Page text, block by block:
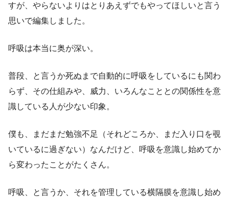
すが、やらないよりはとりあえずでもやってほしいと言う
思いで編集しました。
呼吸は本当に奥が深い。
普段、と言うか死ぬまで自動的に呼吸をしているにも関わ
らず、その仕組みや、威力、いろんなこととの関係性を意
識している人が少ない印象。
僕も、まだまだ勉強不足（それどころか、まだ入り口を覗
いているに過ぎない）なんだけど、呼吸を意識し始めてか
ら変わったことがたくさん。
呼吸、と言うか、それを管理している横隔膜を意識し始め